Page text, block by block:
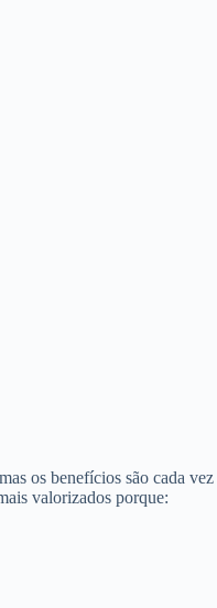
os benefícios são cada
valorizados porque: